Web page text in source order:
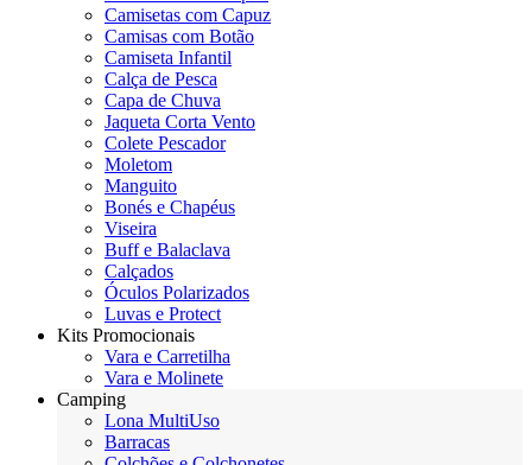
Camisetas com Capuz
Camisas com Botão
Camiseta Infantil
Calça de Pesca
Capa de Chuva
Jaqueta Corta Vento
Colete Pescador
Moletom
Manguito
Bonés e Chapéus
Viseira
Buff e Balaclava
Calçados
Óculos Polarizados
Luvas e Protect
Kits Promocionais
Vara e Carretilha
Vara e Molinete
Camping
Lona MultiUso
Barracas